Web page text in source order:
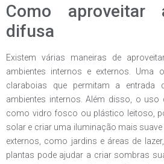
Como
difusa
Existem várias maneiras de
ambientes internos e externos. Uma
claraboias que permitam a
ambientes internos. Além disso, o uso
como vidro fosco ou plástico leitoso,
solar e criar uma iluminação mais
externos, como jardins e áreas de
plantas pode ajudar a criar sombras